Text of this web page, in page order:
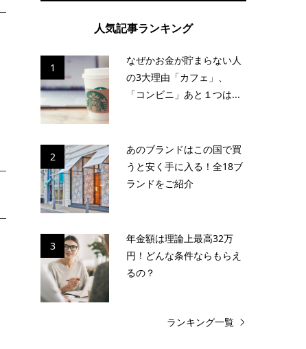
人気記事ランキング
1
なぜかお金が貯まらない人
の3大理由「カフェ」、
「コンビニ」あと１つは...
2
あのブランドはこの国で買
うと安く手に入る！全18ブ
ランドをご紹介
3
年金額は理論上最高32万
円！どんな条件ならもらえ
るの？
ランキング一覧